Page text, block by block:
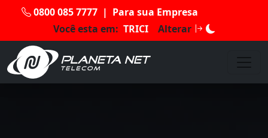
0800 085 7777 | Para sua Empresa
Você esta em: TRICI Alterar